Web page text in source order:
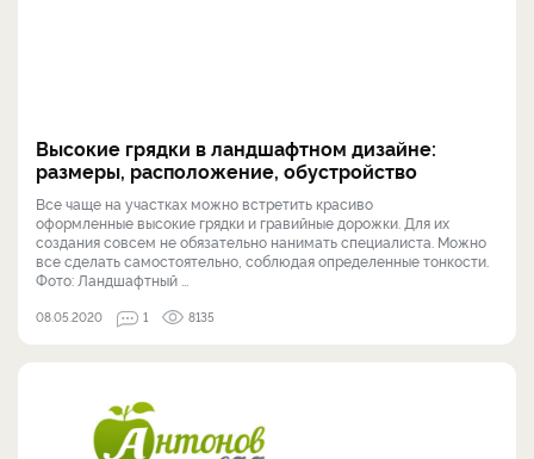
Высокие грядки в ландшафтном дизайне:
размеры, расположение, обустройство
Все чаще на участках можно встретить красиво
оформленные высокие грядки и гравийные дорожки. Для их
создания совсем не обязательно нанимать специалиста. Можно
все сделать самостоятельно, соблюдая определенные тонкости.
Фото: Ландшафтный ...
08.05.2020 1 8135